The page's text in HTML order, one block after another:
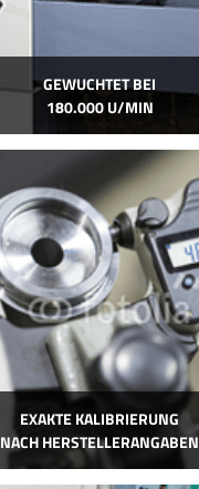
GEWUCHTET BEI
180.000 U/MIN
EXAKTE KALIBRIERUNG
NACH HERSTELLERANGABEN